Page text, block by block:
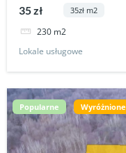
35 zł 35zł m2
230 m2
Lokale usługowe
Popularne Wyróżnione